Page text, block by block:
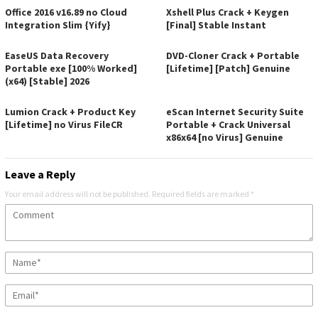
Office 2016 v16.89 no Cloud
Integration Slim {Yify}
Xshell Plus Crack + Keygen
[Final] Stable Instant
EaseUS Data Recovery
Portable exe [100% Worked]
(x64) [Stable] 2026
DVD-Cloner Crack + Portable
[Lifetime] [Patch] Genuine
Lumion Crack + Product Key
[Lifetime] no Virus FileCR
eScan Internet Security Suite
Portable + Crack Universal
x86x64 [no Virus] Genuine
Leave a Reply
Your email address will not be published. Required fields are marked *